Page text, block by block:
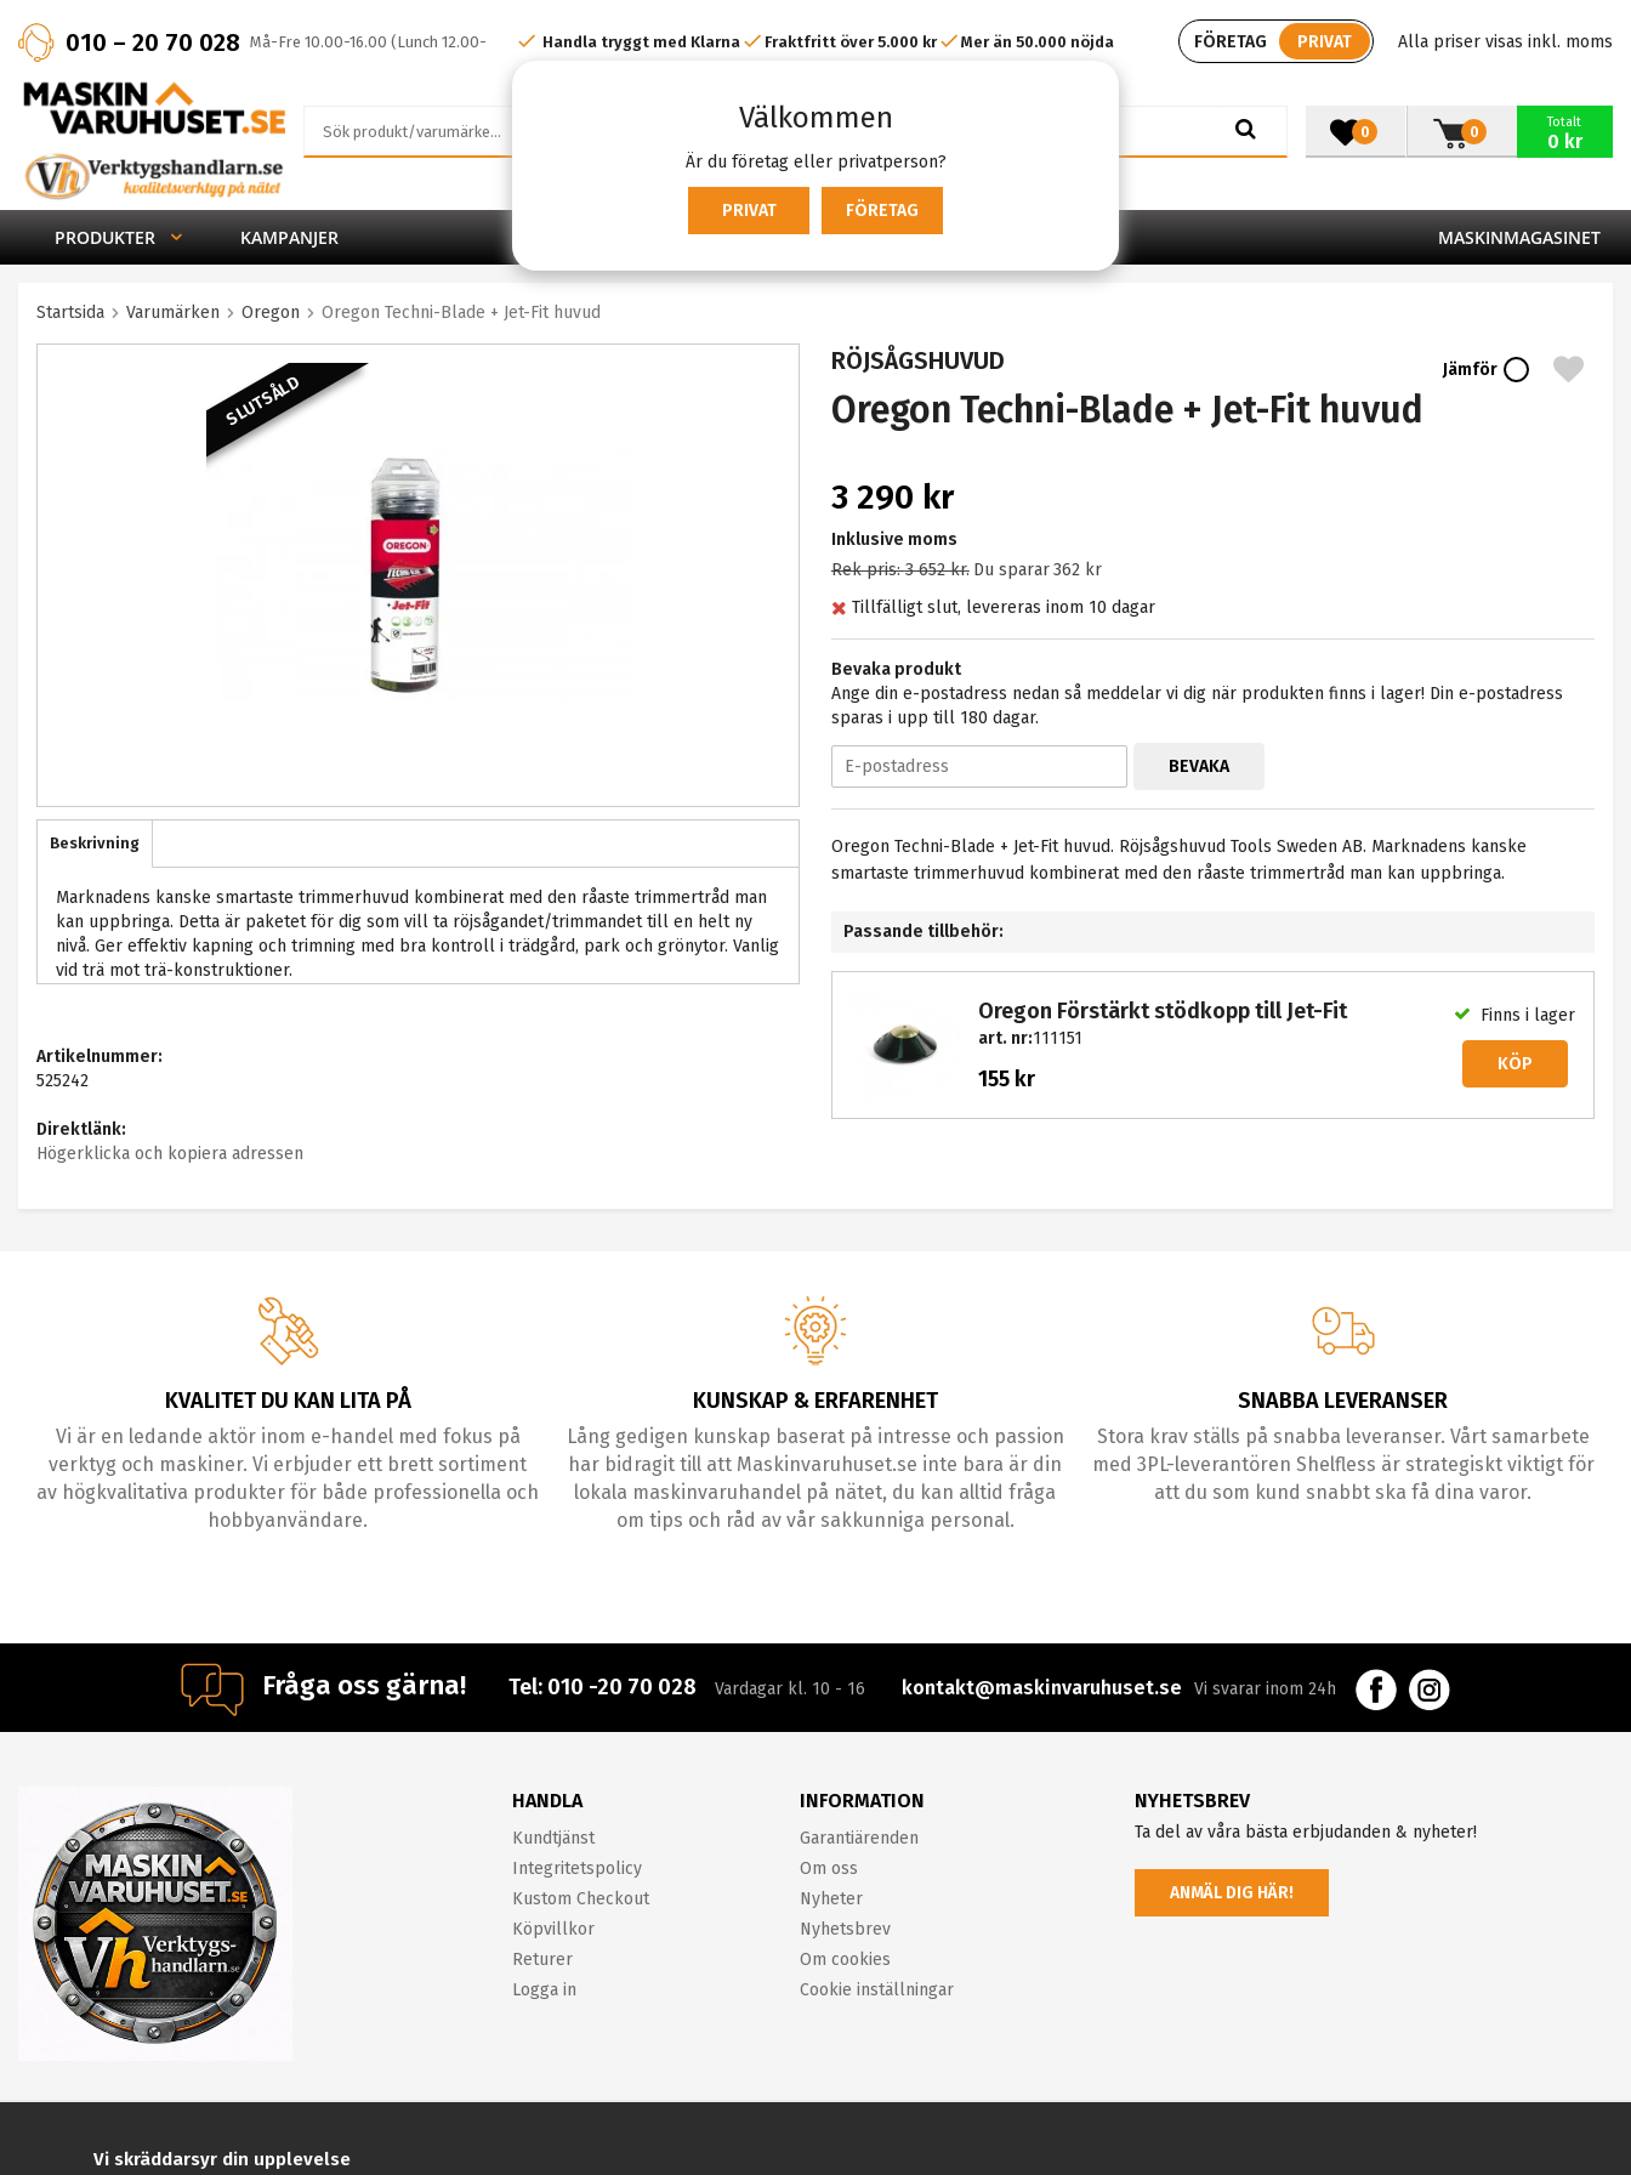
Välkommen
Är du företag eller privatperson?
PRIVAT FÖRETAG
010 – 20 70 028 Må-Fre 10.00-16.00 (Lunch 12.00-
13.00)
FÖRETAG PRIVAT Alla priser visas inkl. moms
Handla tryggt med Klarna Fraktfritt över 5.000 kr Mer än 50.000 nöjda
0
Totalt
0 kr
0
PRODUKTER KAMPANJER MASKINMAGASINET
Startsida Varumärken Oregon Oregon Techni-Blade + Jet-Fit huvud
SLUTSÅLD
RÖJSÅGSHUVUD
Oregon Techni-Blade + Jet-Fit huvud
Jämför
3 290 kr
Inklusive moms
Rek pris:3 652 kr. Du sparar362 kr
Tillfälligt slut, levereras inom 10 dagar
Bevaka produkt
Ange din e-postadress nedan så meddelar vi dig när produkten finns i lager! Din e-postadress
sparas i upp till 180 dagar.
BEVAKA
Oregon Techni-Blade + Jet-Fit huvud. Röjsågshuvud Tools Sweden AB. Marknadens kanske
smartaste trimmerhuvud kombinerat med den råaste trimmertråd man kan uppbringa.
Passande tillbehör:
Oregon Förstärkt stödkopp till Jet-Fit
art. nr:111151
155 kr
Finns i lager
KÖP
Beskrivning
Marknadens kanske smartaste trimmerhuvud kombinerat med den råaste trimmertråd man
kan uppbringa. Detta är paketet för dig som vill ta röjsågandet/trimmandet till en helt ny
nivå. Ger effektiv kapning och trimning med bra kontroll i trädgård, park och grönytor. Vanlig
vid trä mot trä-konstruktioner.
Artikelnummer:
525242
Direktlänk:
Högerklicka och kopiera adressen
KVALITET DU KAN LITA PÅ
Vi är en ledande aktör inom e-handel med fokus på
verktyg och maskiner. Vi erbjuder ett brett sortiment
av högkvalitativa produkter för både professionella och
hobbyanvändare.
KUNSKAP & ERFARENHET
Lång gedigen kunskap baserat på intresse och passion
har bidragit till att Maskinvaruhuset.se inte bara är din
lokala maskinvaruhandel på nätet, du kan alltid fråga
om tips och råd av vår sakkunniga personal.
SNABBA LEVERANSER
Stora krav ställs på snabba leveranser. Vårt samarbete
med 3PL-leverantören Shelfless är strategiskt viktigt för
att du som kund snabbt ska få dina varor.
Fråga oss gärna! Tel: 010 -20 70 028 Vardagar kl. 10 - 16 kontakt@maskinvaruhuset.se Vi svarar inom 24h
HANDLA
Kundtjänst
Integritetspolicy
Kustom Checkout
Köpvillkor
Returer
Logga in
INFORMATION
Garantiärenden
Om oss
Nyheter
Nyhetsbrev
Om cookies
Cookie inställningar
NYHETSBREV
Ta del av våra bästa erbjudanden & nyheter!
ANMÄL DIG HÄR!
Vi skräddarsyr din upplevelse